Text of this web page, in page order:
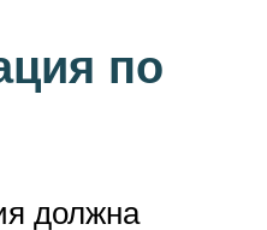
по
должна